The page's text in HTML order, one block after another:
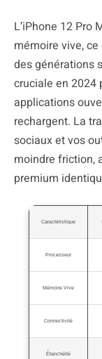
L’iPhone 12 Pro
mémoire vive,
des générations
cruciale en 2024
applications
rechargent. La
sociaux et vos
moindre friction,
premium
Caractéristique
Processeur
Mémoire Vive
Connectivité
Étanchéité